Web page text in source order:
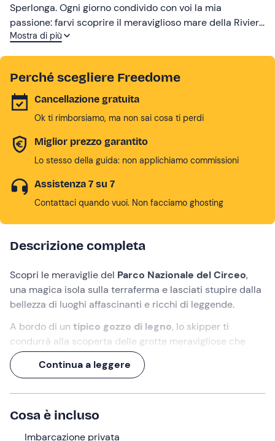
Sperlonga. Ogni giorno condivido con voi la mia
passione: farvi scoprire il meraviglioso mare della Riviera
di Ulisse. Vi aspetto!
Mostra di più
Perché scegliere Freedome
Cancellazione gratuita
Ok ti rimborsiamo, ma non sai cosa ti perdi
Miglior prezzo garantito
Lo stesso della guida: non applichiamo commissioni
Assistenza 7 su 7
Contattaci quando vuoi. Non facciamo ghosting
Descrizione completa
Scopri le meraviglie del Parco Nazionale del Circeo,
una magica isola sulla terraferma e lasciati stupire dalla
bellezza di luoghi affascinanti e ricchi di leggende.
A bordo di un tipico gozzo di legno, lo skipper ti
condurrà alla scoperta delle grotte meravigliose che
caratterizzano ilpromontorio del Circeo
Grotta delle Capre.
L'imbarcazione sarà tutta per te e per le persone con cui
vorrai condividere questo
nel Circeogodendovi un po' di relax e un mare
cristallino, lontano dalle spiagge affollate.
Continua a leggere
Cosa è incluso
Imbarcazione privata